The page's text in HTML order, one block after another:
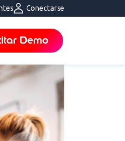
Conectarse
Demo